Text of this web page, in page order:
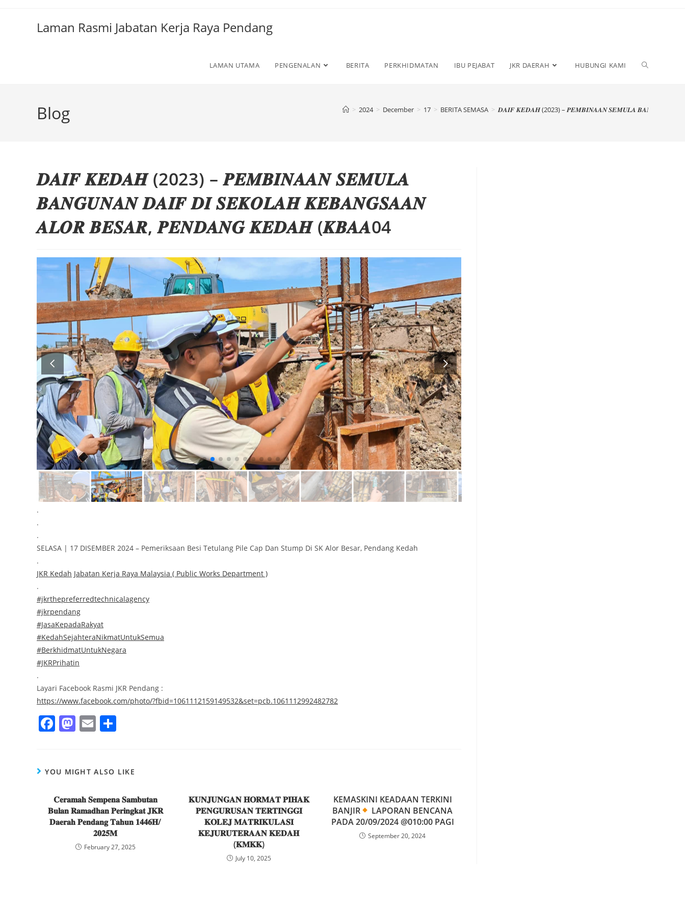
Laman Rasmi Jabatan Kerja Raya Pendang
LAMAN UTAMA PENGENALAN BERITA PERKHIDMATAN IBU PEJABAT JKR DAERAH HUBUNGI KAMI
Blog > 2024 > December > 17 > BERITA SEMASA > 𝑫𝑨𝑰𝑭 𝑲𝑬𝑫𝑨𝑯 (2023) – 𝑷𝑬𝑴𝑩𝑰𝑵𝑨𝑨𝑵 𝑺𝑬𝑴𝑼𝑳𝑨 𝑩𝑨𝑵𝑮𝑼𝑵𝑨𝑵
𝑫𝑨𝑰𝑭 𝑲𝑬𝑫𝑨𝑯 (2023) – 𝑷𝑬𝑴𝑩𝑰𝑵𝑨𝑨𝑵 𝑺𝑬𝑴𝑼𝑳𝑨
𝑩𝑨𝑵𝑮𝑼𝑵𝑨𝑵 𝑫𝑨𝑰𝑭 𝑫𝑰 𝑺𝑬𝑲𝑶𝑳𝑨𝑯 𝑲𝑬𝑩𝑨𝑵𝑮𝑺𝑨𝑨𝑵
𝑨𝑳𝑶𝑹 𝑩𝑬𝑺𝑨𝑹, 𝑷𝑬𝑵𝑫𝑨𝑵𝑮 𝑲𝑬𝑫𝑨𝑯 (𝑲𝑩𝑨𝑨04
.
.
.
SELASA | 17 DISEMBER 2024 – Pemeriksaan Besi Tetulang Pile Cap Dan Stump Di SK Alor Besar, Pendang Kedah
.
JKR Kedah Jabatan Kerja Raya Malaysia ( Public Works Department )
.
#jkrthepreferredtechnicalagency
#jkrpendang
#JasaKepadaRakyat
#KedahSejahteraNikmatUntukSemua
#BerkhidmatUntukNegara
#JKRPrihatin
.
Layari Facebook Rasmi JKR Pendang :
https://www.facebook.com/photo/?fbid=1061112159149532&set=pcb.1061112992482782
F
a
e
o
o
M
a
o
o
n
E
m
l e
YOU MIGHT ALSO LIKE
𝐂𝐞𝐫𝐚𝐦𝐚𝐡 𝐒𝐞𝐦𝐩𝐞𝐧𝐚 𝐒𝐚𝐦𝐛𝐮𝐭𝐚𝐧
𝐁𝐮𝐥𝐚𝐧 𝐑𝐚𝐦𝐚𝐝𝐡𝐚𝐧 𝐏𝐞𝐫𝐢𝐧𝐠𝐤𝐚𝐭 𝐉𝐊𝐑
𝐃𝐚𝐞𝐫𝐚𝐡 𝐏𝐞𝐧𝐝𝐚𝐧𝐠 𝐓𝐚𝐡𝐮𝐧 𝟏𝟒𝟒𝟔𝐇/
𝟐𝟎𝟐𝟓𝐌
February 27, 2025
𝐊𝐔𝐍𝐉𝐔𝐍𝐆𝐀𝐍 𝐇𝐎𝐑𝐌𝐀𝐓 𝐏𝐈𝐇𝐀𝐊
𝐏𝐄𝐍𝐆𝐔𝐑𝐔𝐒𝐀𝐍 𝐓𝐄𝐑𝐓𝐈𝐍𝐆𝐆𝐈
𝐊𝐎𝐋𝐄𝐉 𝐌𝐀𝐓𝐑𝐈𝐊𝐔𝐋𝐀𝐒𝐈
𝐊𝐄𝐉𝐔𝐑𝐔𝐓𝐄𝐑𝐀𝐀𝐍 𝐊𝐄𝐃𝐀𝐇
(𝐊𝐌𝐊𝐊)
July 10, 2025
KEMASKINI KEADAAN TERKINI
BANJIR
LAPORAN BENCANA
PADA 20/09/2024 @010:00 PAGI
September 20, 2024